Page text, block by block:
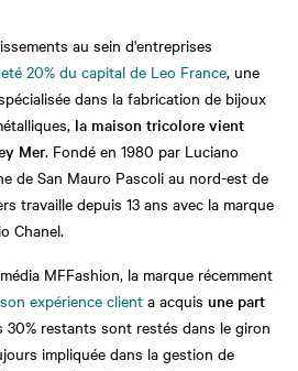
au sein d'entreprises
20% du capital de Leo France, une
dans la fabrication de bijoux
la maison tricolore vient
Mer. Fondé en 1980 par Luciano
de San Mauro Pascoli au nord-est de
travaille depuis 13 ans avec la marque
Chanel.
MFFashion, la marque récemment
expérience client a acquisune part
30% restants sont restés dans le giron
impliquée dans la gestion de